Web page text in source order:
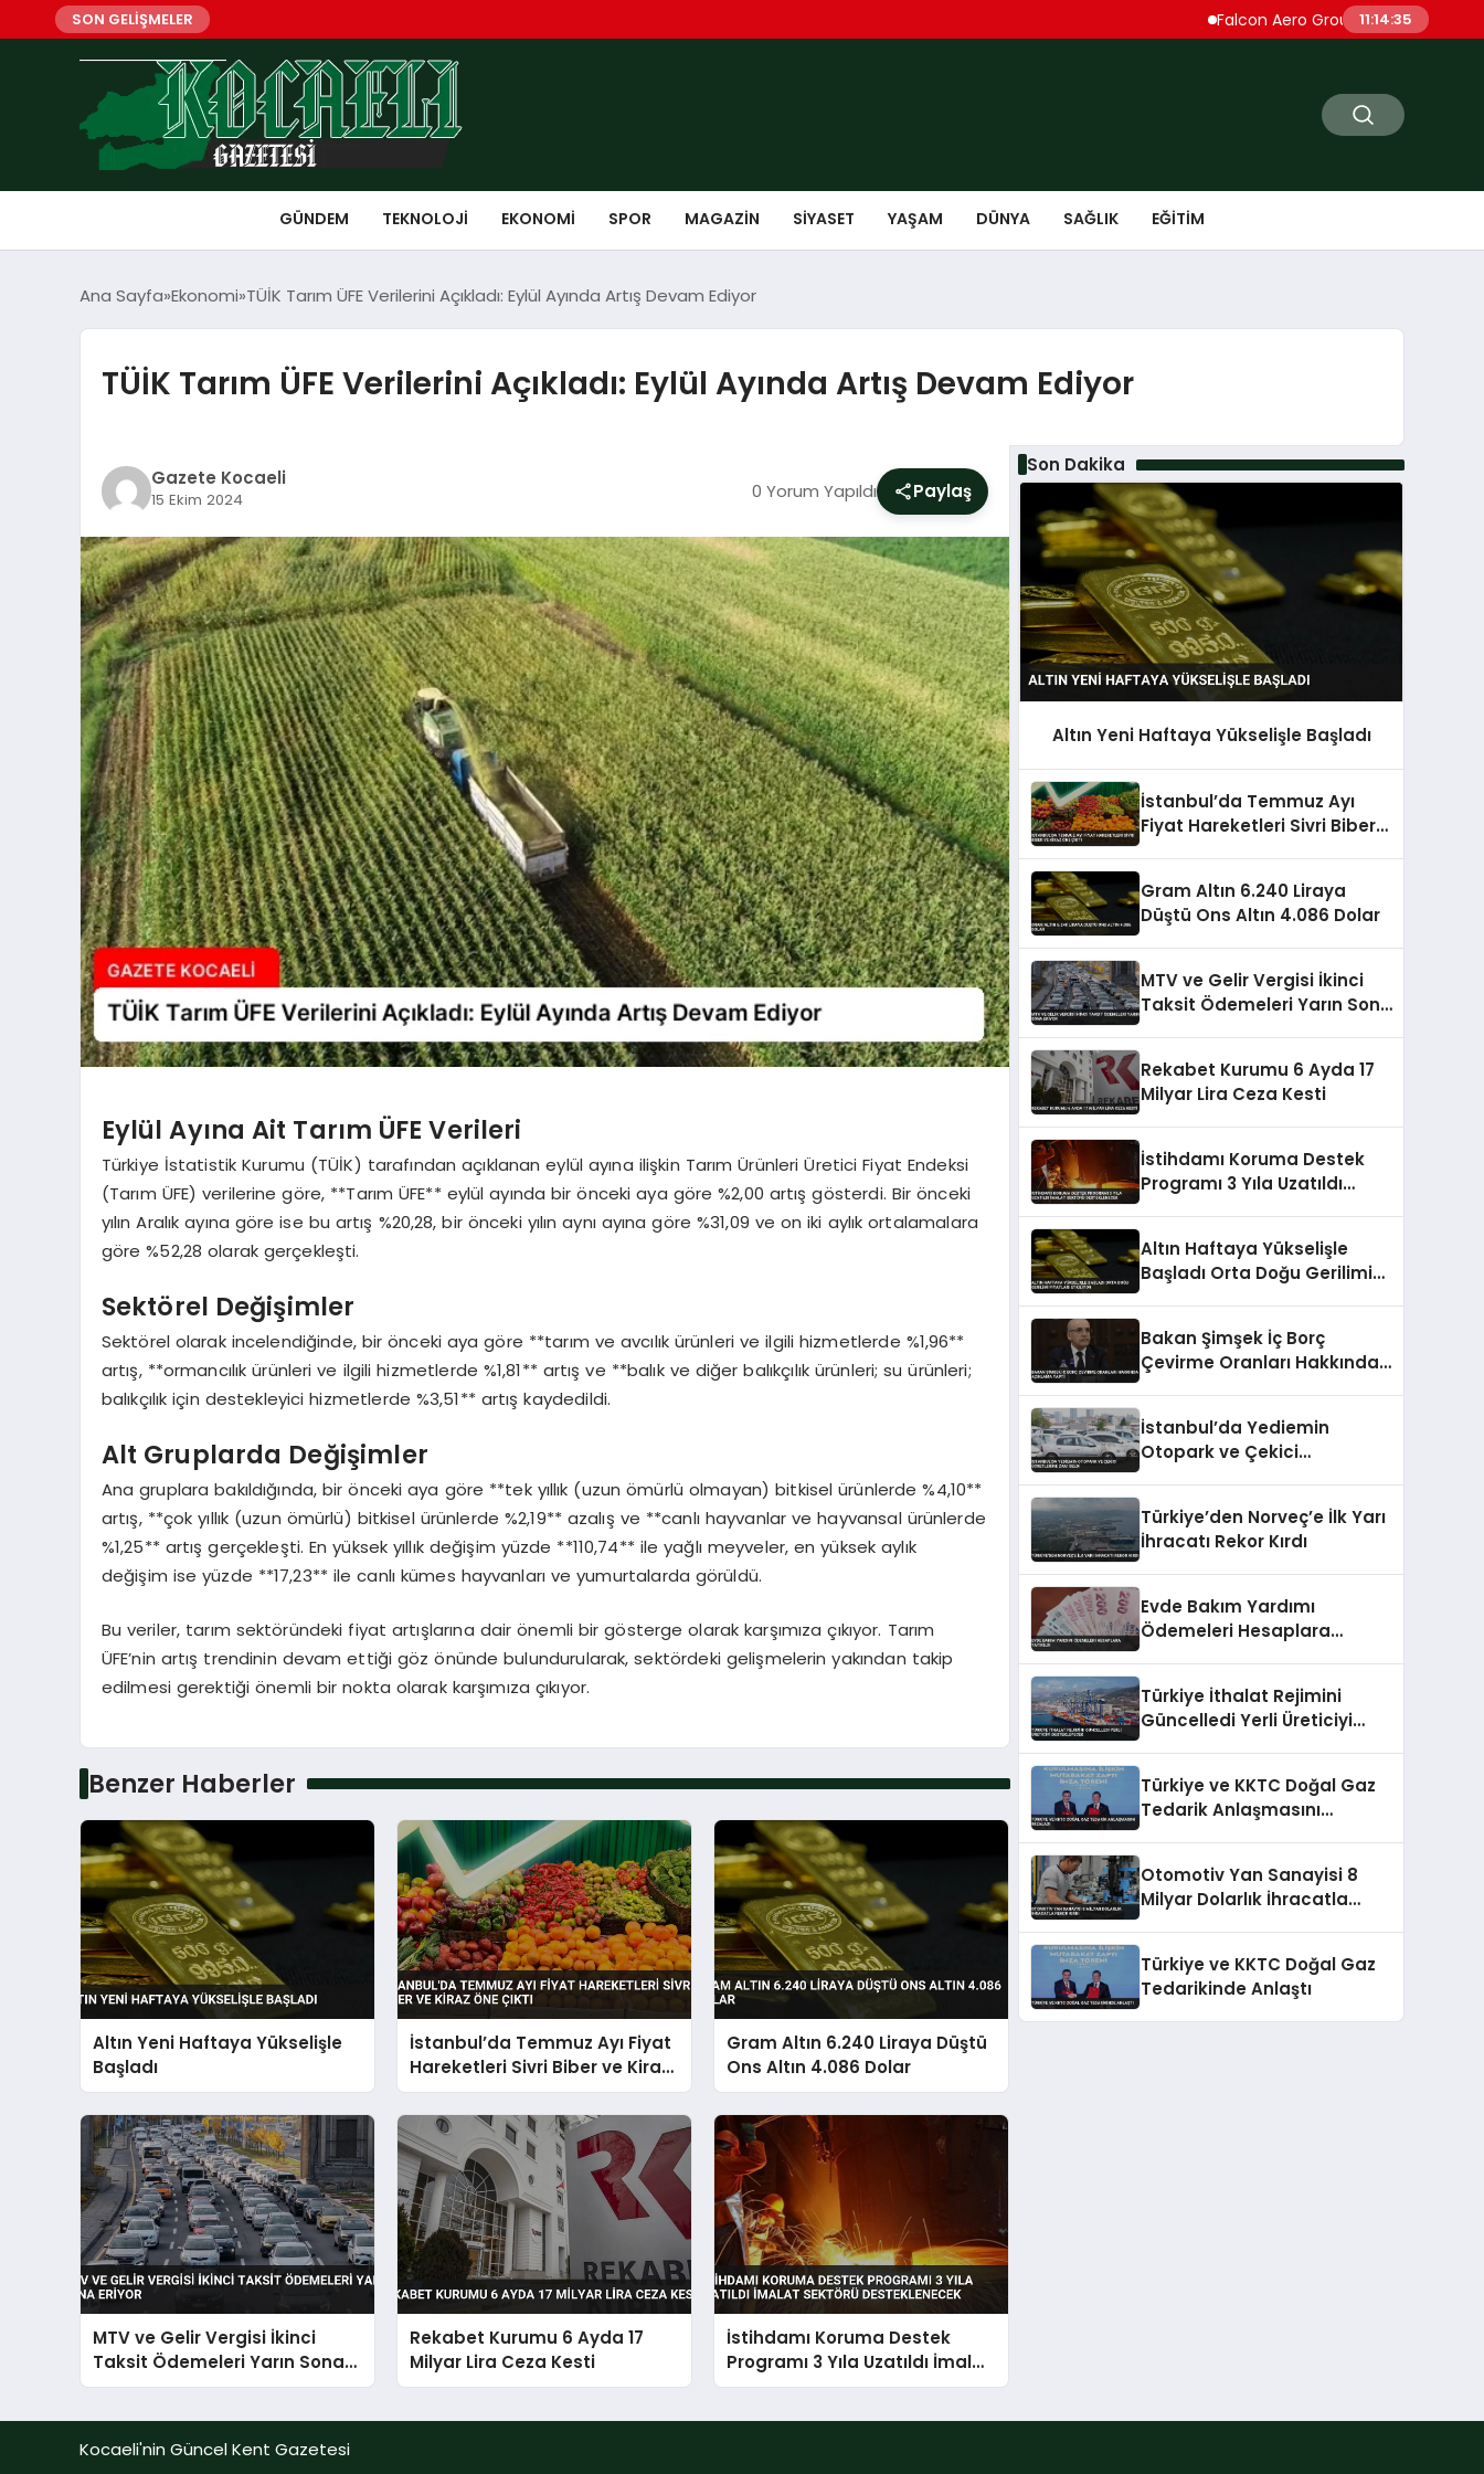
SON GELİŞMELER Falcon Aero Group, Küresel Havacılık
11:14:36
GÜNDEM TEKNOLOJI EKONOMI SPOR MAGAZIN SIYASET YAŞAM DÜNYA SAĞLIK EĞITIM
Ana Sayfa Ekonomi TÜİK Tarım ÜFE Verilerini Açıkladı: Eylül Ayında Artış Devam Ediyor
TÜİK Tarım ÜFE Verilerini Açıkladı: Eylül Ayında Artış Devam Ediyor
Gazete Kocaeli
15 Ekim 2024 0 Yorum Yapıldı Paylaş
Eylül Ayına Ait Tarım ÜFE Verileri
Türkiye İstatistik Kurumu (TÜİK) tarafından açıklanan eylül ayına ilişkin Tarım Ürünleri Üretici Fiyat Endeksi
(Tarım ÜFE) verilerine göre, **Tarım ÜFE** eylül ayında bir önceki aya göre %2,00 artış gösterdi. Bir önceki
yılın Aralık ayına göre ise bu artış %20,28, bir önceki yılın aynı ayına göre %31,09 ve on iki aylık ortalamalara
göre %52,28 olarak gerçekleşti.
Sektörel Değişimler
Sektörel olarak incelendiğinde, bir önceki aya göre **tarım ve avcılık ürünleri ve ilgili hizmetlerde %1,96**
artış, **ormancılık ürünleri ve ilgili hizmetlerde %1,81** artış ve **balık ve diğer balıkçılık ürünleri; su ürünleri;
balıkçılık için destekleyici hizmetlerde %3,51** artış kaydedildi.
Alt Gruplarda Değişimler
Ana gruplara bakıldığında, bir önceki aya göre **tek yıllık (uzun ömürlü olmayan) bitkisel ürünlerde %4,10**
artış, **çok yıllık (uzun ömürlü) bitkisel ürünlerde %2,19** azalış ve **canlı hayvanlar ve hayvansal ürünlerde
%1,25** artış gerçekleşti. En yüksek yıllık değişim yüzde **110,74** ile yağlı meyveler, en yüksek aylık
değişim ise yüzde **17,23** ile canlı kümes hayvanları ve yumurtalarda görüldü.
Bu veriler, tarım sektöründeki fiyat artışlarına dair önemli bir gösterge olarak karşımıza çıkıyor. Tarım
ÜFE’nin artış trendinin devam ettiği göz önünde bulundurularak, sektördeki gelişmelerin yakından takip
edilmesi gerektiği önemli bir nokta olarak karşımıza çıkıyor.
Benzer Haberler
Altın Yeni Haftaya Yükselişle
Başladı
İstanbul’da Temmuz Ayı Fiyat
Hareketleri Sivri Biber ve Kiraz
Öne Çıktı
Gram Altın 6.240 Liraya Düştü
Ons Altın 4.086 Dolar
MTV ve Gelir Vergisi İkinci
Taksit Ödemeleri Yarın Sona
Eriyor
Rekabet Kurumu 6 Ayda 17
Milyar Lira Ceza Kesti
İstihdamı Koruma Destek
Programı 3 Yıla Uzatıldı İmalat
Sektörü Desteklenecek
Son Dakika
Altın Yeni Haftaya Yükselişle Başladı
İstanbul’da Temmuz Ayı
Fiyat Hareketleri Sivri Biber
Gram Altın 6.240 Liraya
Düştü Ons Altın 4.086 Dolar
MTV ve Gelir Vergisi İkinci
Taksit Ödemeleri Yarın Sona
Rekabet Kurumu 6 Ayda 17
Milyar Lira Ceza Kesti
İstihdamı Koruma Destek
Programı 3 Yıla Uzatıldı
Altın Haftaya Yükselişle
Başladı Orta Doğu Gerilimi
Bakan Şimşek İç Borç
Çevirme Oranları Hakkında
İstanbul’da Yediemin
Otopark ve Çekici
Türkiye’den Norveç’e İlk Yarı
İhracatı Rekor Kırdı
Evde Bakım Yardımı
Ödemeleri Hesaplara
Türkiye İthalat Rejimini
Güncelledi Yerli Üreticiyi
Türkiye ve KKTC Doğal Gaz
Tedarik Anlaşmasını
Otomotiv Yan Sanayisi 8
Milyar Dolarlık İhracatla
Türkiye ve KKTC Doğal Gaz
Tedarikinde Anlaştı
Kocaeli'nin Güncel Kent Gazetesi